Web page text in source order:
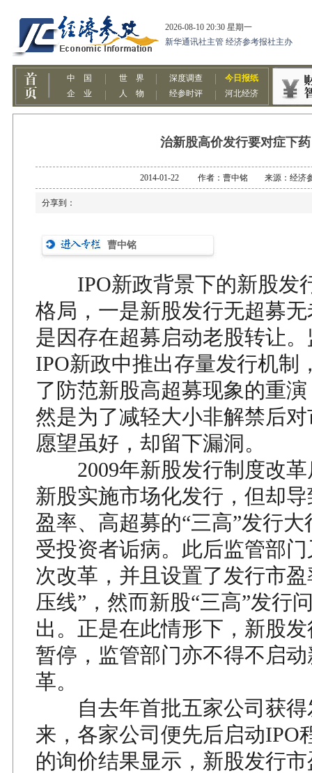
治新股高价发行要对症下药
2014-01-22 作者：曹中铭 来源：经济
分享到：
曹中铭
IPO新政背景下的新股发
格局，一是新股发行无超募
是因存在超募启动老股转让
IPO新政中推出存量发行机制
了防范新股高超募现象的重
然是为了减轻大小非解禁后
愿望虽好，却留下漏洞。
2009年新股发行制度改革
新股实施市场化发行，但却
盈率、高超募的“三高”发行
受投资者诟病。此后监管部
次改革，并且设置了发行市盈
压线”，然而新股“三高”发行
出。正是在此情形下，新股
暂停，监管部门亦不得不启
革。
自去年首批五家公司获得
来，各家公司便先后启动IPO
的询价结果显示，新股发行